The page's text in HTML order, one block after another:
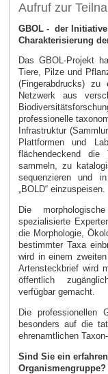
Aufruf zur
GBOL - der
Charakterisierung
Das GBOL-Projekt
Tiere, Pilze und
(Fingerabdrucks)
Netzwerk aus
professionelle
Infrastruktur
Plattformen und
flächendeckend die
sammeln, zu
sequenzieren und
„BOLD“ einzuspeisen.
Die
spezialisierte
die Morphologie,
bestimmter Taxa
wird in einem
Artensteckbrief wird
öffentlich
verfügbar gemacht.
Die professionellen
besonders auf die
ehrenamtlichen
Sind Sie ein
Organismengruppe?